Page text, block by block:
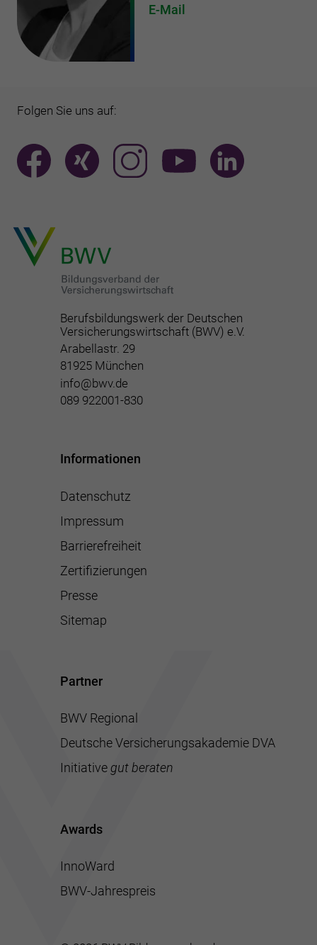
E-Mail
Folgen Sie uns auf:
Berufsbildungswerk der Deutschen
Versicherungswirtschaft (BWV) e.V.
Arabellastr. 29
81925 München
info@bwv.de
089 922001-830
Informationen
Datenschutz
Impressum
Barrierefreiheit
Zertifizierungen
Presse
Sitemap
Partner
BWV Regional
Deutsche Versicherungsakademie DVA
Initiative gut beraten
Awards
InnoWard
BWV-Jahrespreis